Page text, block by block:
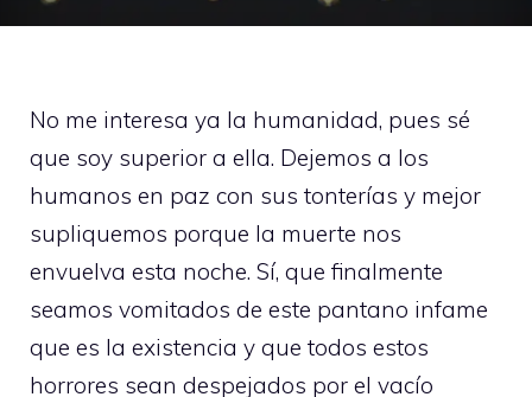
No me interesa ya la humanidad, pues sé
que soy superior a ella. Dejemos a los
humanos en paz con sus tonterías y mejor
supliquemos porque la muerte nos
envuelva esta noche. Sí, que finalmente
seamos vomitados de este pantano infame
que es la existencia y que todos estos
horrores sean despejados por el vacío